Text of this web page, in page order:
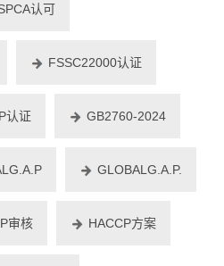
认可
FSSC22000认证
认证 GB2760-2024
GLOBALG.A.P.
审核 HACCP方案